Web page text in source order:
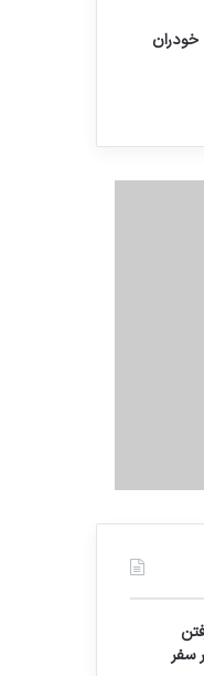
خودران
سفر